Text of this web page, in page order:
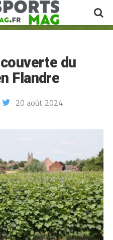
du
Flandre
20 août 2024